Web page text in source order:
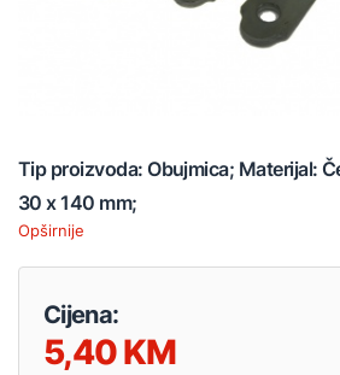
Tip proizvoda: Obujmica; Materijal:
30 x 140 mm;
Opširnije
Cijena:
5,40